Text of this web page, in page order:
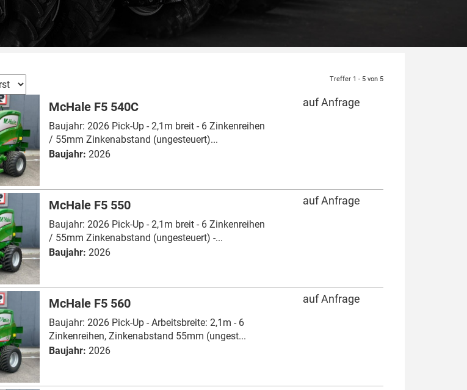
Treffer 1 - 5 von 5
McHale F5 540C
Baujahr: 2026 Pick-Up - 2,1m breit - 6 Zinkenreihen
/ 55mm Zinkenabstand (ungesteuert)...
Baujahr: 2026
auf Anfrage
McHale F5 550
Baujahr: 2026 Pick-Up - 2,1m breit - 6 Zinkenreihen
/ 55mm Zinkenabstand (ungesteuert) -...
Baujahr: 2026
auf Anfrage
McHale F5 560
Baujahr: 2026 Pick-Up - Arbeitsbreite: 2,1m - 6
Zinkenreihen, Zinkenabstand 55mm (ungest...
Baujahr: 2026
auf Anfrage